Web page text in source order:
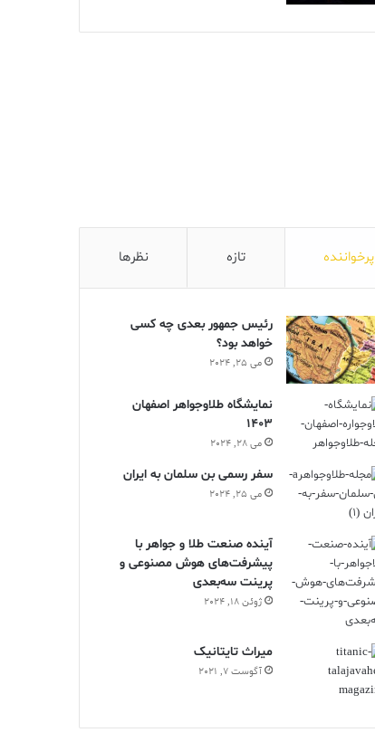
پرخواننده تازه نظرها
رئیس جمهور بعدی چه کسی
خواهد بود؟
می 25, 2024
نمایشگاه طلاوجواهر اصفهان
1403
می 28, 2024
سفر رسمی بن سلمان به ایران
می 25, 2024
آینده صنعت طلا و جواهر با
پیشرفت‌های هوش مصنوعی و
پرینت سه‌بعدی
ژوئن 18, 2024
ميراث تايتانيک
آگوست 7, 2021